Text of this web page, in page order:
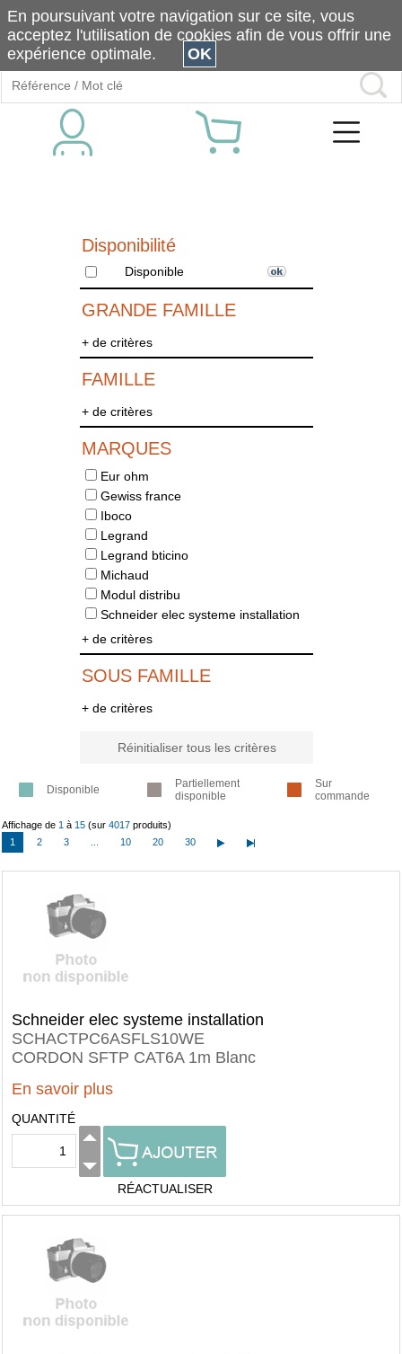
Disponibilité
Disponible
GRANDE FAMILLE
+ de critères
FAMILLE
+ de critères
MARQUES
Eur ohm
Gewiss france
Iboco
Legrand
Legrand bticino
Michaud
Modul distribu
Schneider elec systeme installation
+ de critères
SOUS FAMILLE
+ de critères
Réinitialiser tous les critères
Disponible
Partiellement
disponible
Sur
commande
Affichage de 1 à 15 (sur 4017 produits)
1
2 3 10 20 30
Schneider elec systeme installation
SCHACTPC6ASFLS10WE
CORDON SFTP CAT6A 1m Blanc
En savoir plus
QUANTITÉ
RÉACTUALISER
En poursuivant votre navigation sur ce site, vous
acceptez l'utilisation de cookies afin de vous offrir une
expérience optimale.
OK